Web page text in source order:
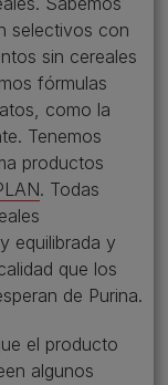
selectivos con
sin cereales
fórmulas
como la
Tenemos
productos
. Todas
equilibrada y
que los
de Purina.
el producto
algunos